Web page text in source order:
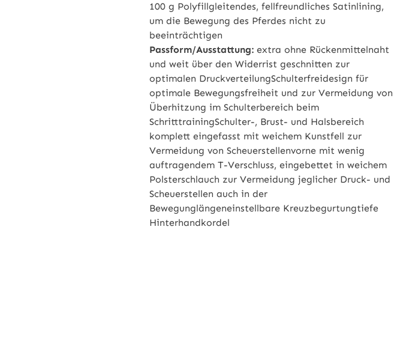
100 g Polyfillgleitendes, fellfreundliches Satinlining,
um die Bewegung des Pferdes nicht zu
beeinträchtigen
Passform/Ausstattung: extra ohne Rückenmittelnaht
und weit über den Widerrist geschnitten zur
optimalen DruckverteilungSchulterfreidesign für
optimale Bewegungsfreiheit und zur Vermeidung von
Überhitzung im Schulterbereich beim
SchritttrainingSchulter-, Brust- und Halsbereich
komplett eingefasst mit weichem Kunstfell zur
Vermeidung von Scheuerstellenvorne mit wenig
auftragendem T-Verschluss, eingebettet in weichem
Polsterschlauch zur Vermeidung jeglicher Druck- und
Scheuerstellen auch in der
Bewegunglängeneinstellbare Kreuzbegurtungtiefe
Hinterhandkordel